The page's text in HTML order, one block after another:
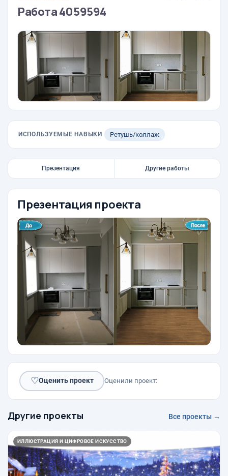
Работа 4059594
ИСПОЛЬЗУЕМЫЕ НАВЫКИ Ретушь/коллаж
Презентация Другие работы
Презентация проекта
♡Оценить проект Оценили проект:
Другие проекты Все проекты →
ИЛЛЮСТРАЦИЯ И ЦИФРОВОЕ ИСКУССТВО